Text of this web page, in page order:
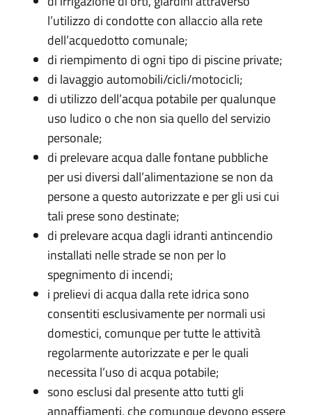
l’utilizzo di condotte con allaccio alla rete
dell’acquedotto comunale;
di riempimento di ogni tipo di piscine private;
di lavaggio automobili/cicli/motocicli;
di utilizzo dell’acqua potabile per qualunque
uso ludico o che non sia quello del servizio
personale;
di prelevare acqua dalle fontane pubbliche
per usi diversi dall’alimentazione se non da
persone a questo autorizzate e per gli usi cui
tali prese sono destinate;
di prelevare acqua dagli idranti antincendio
installati nelle strade se non per lo
spegnimento di incendi;
i prelievi di acqua dalla rete idrica sono
consentiti esclusivamente per normali usi
domestici, comunque per tutte le attività
regolarmente autorizzate e per le quali
necessita l’uso di acqua potabile;
sono esclusi dal presente atto tutti gli
annaffiamenti, che comunque devono essere